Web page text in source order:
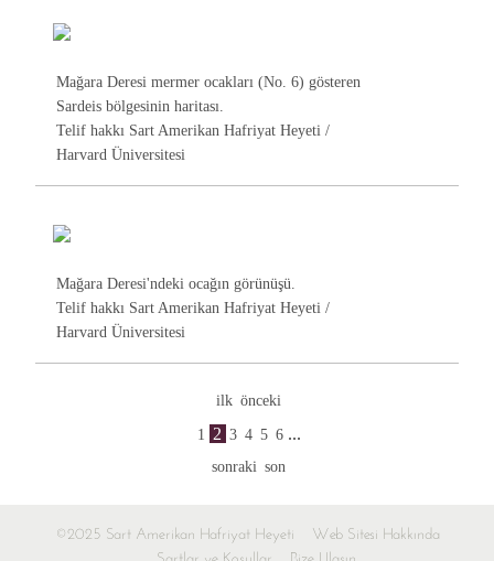
Mağara Deresi mermer ocakları (No. 6) gösteren
Sardeis bölgesinin haritası.
Telif hakkı Sart Amerikan Hafriyat Heyeti /
Harvard Üniversitesi
Mağara Deresi'ndeki ocağın görünüşü.
Telif hakkı Sart Amerikan Hafriyat Heyeti /
Harvard Üniversitesi
ilk önceki
1 2 3 4 5 6 ...
sonraki son
©2025 Sart Amerikan Hafriyat Heyeti
Web Sitesi Hakkında